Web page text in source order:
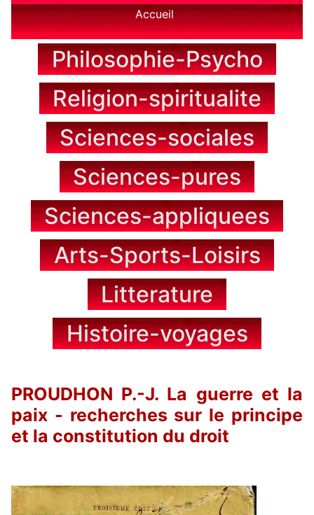
Accueil
Philosophie-Psycho
Religion-spiritualite
Sciences-sociales
Sciences-pures
Sciences-appliquees
Arts-Sports-Loisirs
Litterature
Histoire-voyages
PROUDHON P.-J. La guerre et la
paix - recherches sur le principe
et la constitution du droit